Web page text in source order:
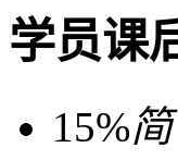
学员课
15%简